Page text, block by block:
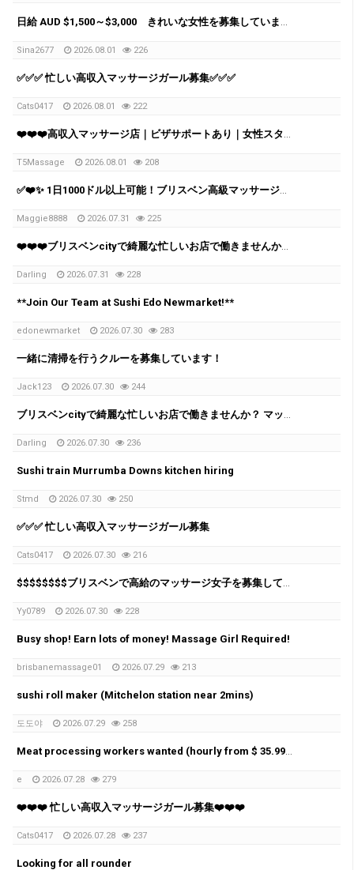
日給 AUD $1,500～$3,000 きれいな女性を募集しています。
Sina2677 2026.08.01 226
✅✅✅ 忙しい高収入マッサージガール募集✅✅✅
Cats0417 2026.08.01 222
❤️❤️❤️高収入マッサージ店｜ビザサポートあり｜女性スタッフ募集 ❤️❤️❤️
T5Massage 2026.08.01 208
✅❤️✨ 1日1000ドル以上可能！ブリスベン高級マッサージチェーン スタッフ募集中 ✨✅❤️
Maggie8888 2026.07.31 225
❤️❤️❤️ブリスベンcityで綺麗な忙しいお店で働きませんか？ マッサージ店では1日 $1000-$2000 + per day
Darling 2026.07.31 228
**Join Our Team at Sushi Edo Newmarket!**
edonewmarket 2026.07.30 283
一緒に清掃を行うクルーを募集しています！
Jack123 2026.07.30 244
ブリスベンcityで綺麗な忙しいお店で働きませんか？ マッサージ店では1日 $1000-$2000 + per day
Darling 2026.07.30 236
Sushi train Murrumba Downs kitchen hiring
Stmd 2026.07.30 250
✅✅✅ 忙しい高収入マッサージガール募集
Cats0417 2026.07.30 216
$$$$$$$$ブリスベンで高給のマッサージ女子を募集しています！ $$$$$$$$
Yy0789 2026.07.30 228
Busy shop! Earn lots of money! Massage Girl Required!
brisbanemassage01 2026.07.29 213
sushi roll maker (Mitchelon station near 2mins)
도도야 2026.07.29 258
Meat processing workers wanted (hourly from $ 35.99 to 38.50)
e 2026.07.28 279
❤️❤️❤️ 忙しい高収入マッサージガール募集❤️❤️❤️
Cats0417 2026.07.28 237
Looking for all rounder